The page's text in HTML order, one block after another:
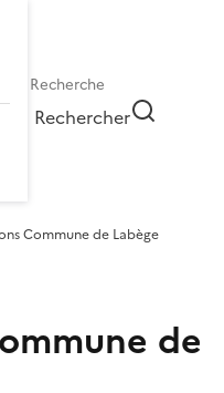
Rechercher
Commune de Labège
de